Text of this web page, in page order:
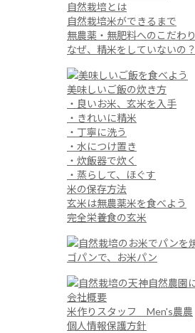
自然栽培とは
自然栽培米ができるまで
無農薬・無肥料へのこだわり
なぜ、精米をしていないの？
美味しいご飯の炊き方
・良いお米、玄米を入手
・きれいに精米
・丁寧に洗う
・水につけ置き
・炊飯器で炊く
・蒸らして、ほぐす
米の保存方法
玄米は無農薬米を食べよう
完全栄養食の玄米
ゴパンで、お米パン
会社概要
米作りスタッフ Men's農農
個人情報保護方針